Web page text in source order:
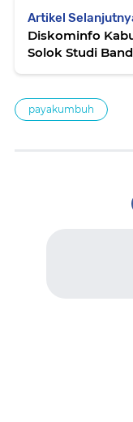
Artikel
Diskominfo
Solok Studi
payakumbuh